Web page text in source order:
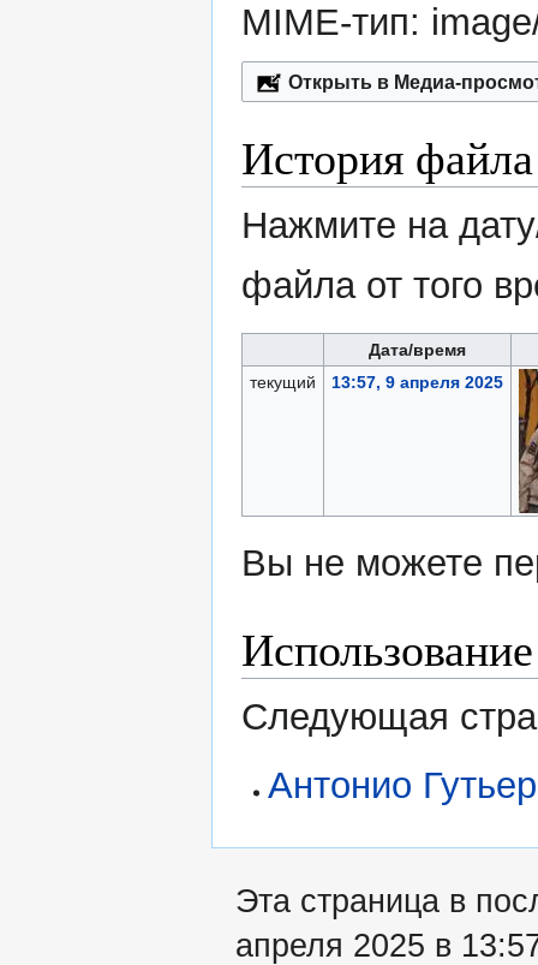
MIME-тип:
Открыть в Медиа-
История файла
Нажмите на
файла от того
Дата/время
текущий
13:57, 9 апреля 2025
Вы не можете
Следующая
Антонио
Эта страница в
апреля 2025 в